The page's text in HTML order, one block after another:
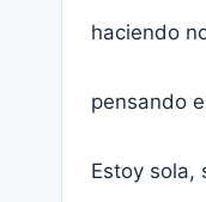
haciendo
pensando
Estoy sola,